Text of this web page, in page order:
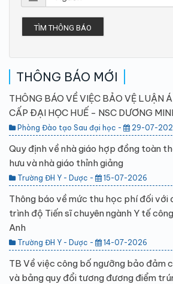
TÌM THÔNG BÁO
THÔNG BÁO MỚI
THÔNG BÁO VỀ VIỆC BẢO VỆ LUẬN
CẤP ĐẠI HỌC HUẾ - NSC DƯƠNG
Phòng Đào tạo Sau đại học - 29-07-
Quy định về nhà giáo hợp đồng toàn
hưu và nhà giáo thỉnh giảng
Trường ĐH Y - Dược - 15-07-2026
Thông báo về mức thu học phí đối với
trình độ Tiến sĩ chuyên ngành Y tế
Anh
Trường ĐH Y - Dược - 14-07-2026
TB Về việc công bố ngưỡng bảo đảm
và bảng quy đổi tương đương điểm